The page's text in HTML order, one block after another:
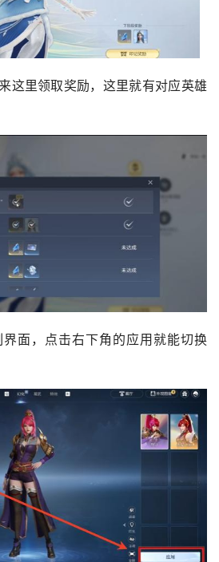
这里领取奖励，这里就有对应英雄
面，点击右下角的应用就能切换